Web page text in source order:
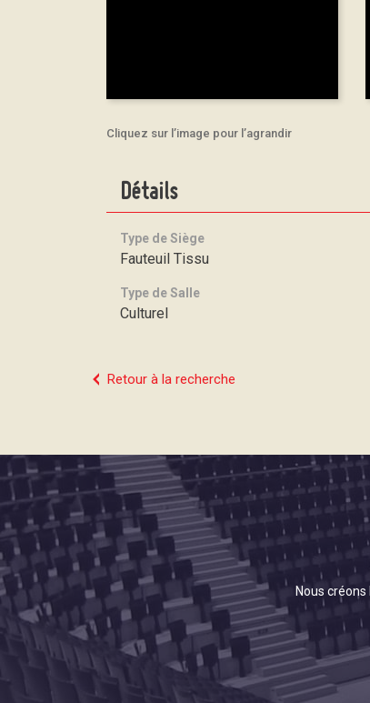
Cliquez sur l’image pour l’agrandir
Détails
Type de Siège
Fauteuil Tissu
Type de Salle
Culturel
Retour à la recherche
Nous